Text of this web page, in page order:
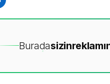
Buradasizin